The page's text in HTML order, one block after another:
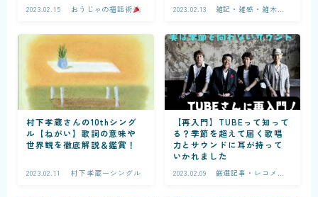
2023.02.15 おうじゃの福話術 2023.02.13
雑記・雑感・雑木林
村下孝蔵さんの10thシング
ル【ねがい】歌詞の意味や
世界観を徹底解説＆鑑賞！
2023.02.11 村下孝蔵ーシングル
【再入門】TUBEって知って
る？季節を超えて届く歌唱
力とサウンドに耳が持って
いかれました
2023.02.09
厳選記事・レコメン